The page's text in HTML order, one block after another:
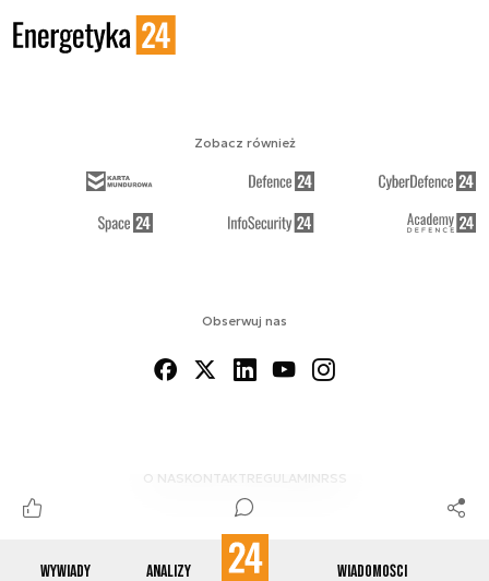
Wywiady Analizy Wiadomości
Obserwuj nas
O NAS KONTAKTREGULAMINRSS
Zobacz również
© 2012-2026 ENERGETYKA24